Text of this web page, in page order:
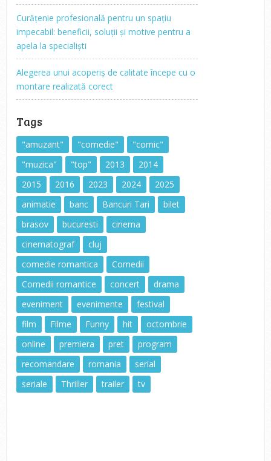
Curățenie profesională pentru un spațiu
impecabil: beneficii, soluții și motive pentru a
apela la specialiști
Alegerea unui acoperiș de calitate începe cu o
montare realizată corect
Tags
"amuzant" "comedie"
"comic"
"muzica"
"top" 2013
2014
2015
2016 2023 2024
2025
animatie
banc Bancuri Tari
bilet
brasov
bucuresti
cinema
cinematograf
cluj
comedie romantica
Comedii
Comedii romantice
concert
drama
eveniment
evenimente
festival
film
Filme Funny hit
octombrie
online
premiera pret
program
recomandare
romania
serial
seriale
Thriller trailer tv